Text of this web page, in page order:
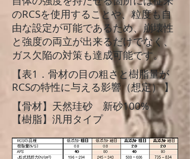
のRCSを使用することや、粒度も自
由な設定が可能であるため、崩壊性
と強度の両立が出来るだけでなく、
ガス欠陥の対策も達成可能です。
【表1．骨材の目の粗さと樹脂量が
RCSの特性に与える影響（想定） 】
【骨材】天然珪砂 新砂100%
【樹脂】汎用タイプ